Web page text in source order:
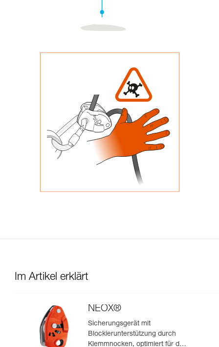
Im Artikel erklärt
NEOX®
Sicherungsgerät mit
Blockierunterstützung durch
Klemmnocken, optimiert für das